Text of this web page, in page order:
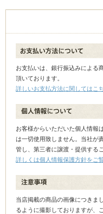
お支払いは、銀行振込みによる
頂いております。
詳しいお支払方法に関してはこ
お客様からいただいた個人情報
は一切使用致しません。当社が
管し、第三者に譲渡・提供する
詳しくは個人情報保護方針をご
当店掲載の商品の画像につきま
るように撮影しておりますが、